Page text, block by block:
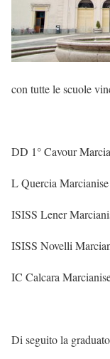
con tutte le scuole
DD 1° Cavour
L Quercia
ISISS Lener
ISISS Novelli
IC Calcara
Di seguito la